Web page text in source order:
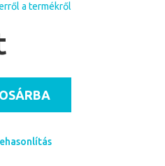
a termékről